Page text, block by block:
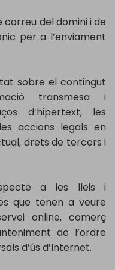
del domini i de
per a l’enviament
sobre el contingut
transmesa i
d’hipertext, les
accions legals en
drets de tercers i
a les lleis i
que tenen a veure
online, comerç
de l’ordre
d’ús d’Internet.